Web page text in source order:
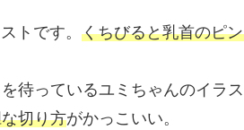
トです。 くちびると乳首のピ
待っているユミちゃんのイラ
切り方がかっこいい。